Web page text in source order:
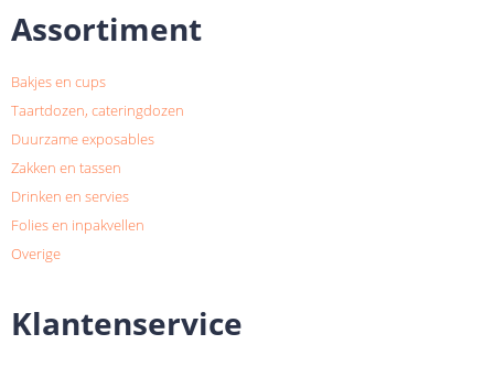
Assortiment
Bakjes en cups
Taartdozen, cateringdozen
Duurzame exposables
Zakken en tassen
Drinken en servies
Folies en inpakvellen
Overige
Klantenservice